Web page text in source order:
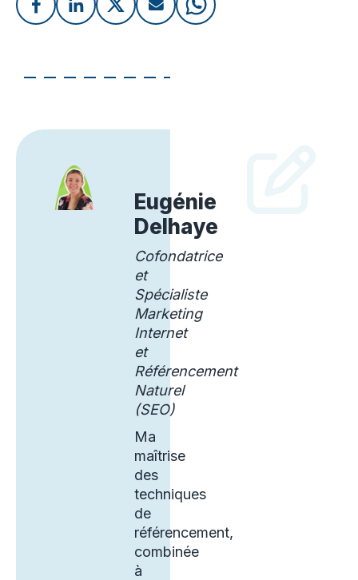
Eugénie
Delhaye
Cofondatrice
et
Spécialiste
Marketing
Internet
et
Référencement
Naturel
(SEO)
Ma
maîtrise
des
techniques
de
référencement,
combinée
à